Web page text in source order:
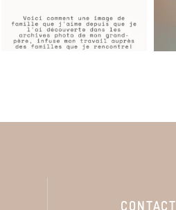
CONTACT